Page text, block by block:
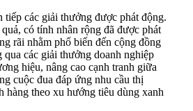
các giải thưởng được phát động.
có tính nhân rộng đã được phát
rãi nhằm phổ biến đến cộng đồng
qua các giải thưởng doanh nghiệp
hiệu, nâng cao cạnh tranh giữa
cuộc đua đáp ứng nhu cầu thị
hàng theo xu hướng tiêu dùng xanh